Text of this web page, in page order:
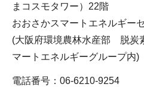
まコスモタワー）22階
おおさかスマートエネルギー
(大阪府環境農林水産部 脱炭
マートエネルギーグループ内)
電話番号：06-6210-9254